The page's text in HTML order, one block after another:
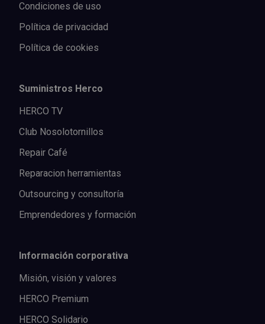
Condiciones de uso
Política de privacidad
Política de cookies
Suministros Herco
HERCO TV
Club Nosolotornillos
Repair Café
Reparacion herramientas
Outsourcing y consultoría
Emprendedores y formación
Información corporativa
Misión, visión y valores
HERCO Premium
HERCO Solidario